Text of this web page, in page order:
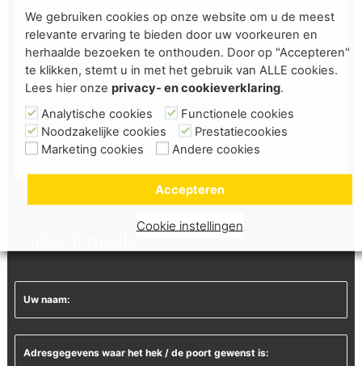
voor een vrijblijvend persoonlijk advies en passende offerte.
Bel035-6033920, vul hetcontactformulierin ofkom
langs!
U bent altijd welkom om vrijblijvend onzeshowtuin
bezoeken. Indien gewenst kan ook een bezoek bij u op
locatie ingepland worden. Graag tot ziens!
Contactformulier
We gebruiken cookies op onze website om u de meest
relevante ervaring te bieden door uw voorkeuren en
herhaalde bezoeken te onthouden. Door op "Accepteren"
te klikken, stemt u in met het gebruik van ALLE cookies.
Lees hier onze privacy- en cookieverklaring.
Analytische cookies
Functionele cookies
Noodzakelijke cookies
Prestatiecookies
Marketing cookies
Andere cookies
Cookie instellingen
Accepteren